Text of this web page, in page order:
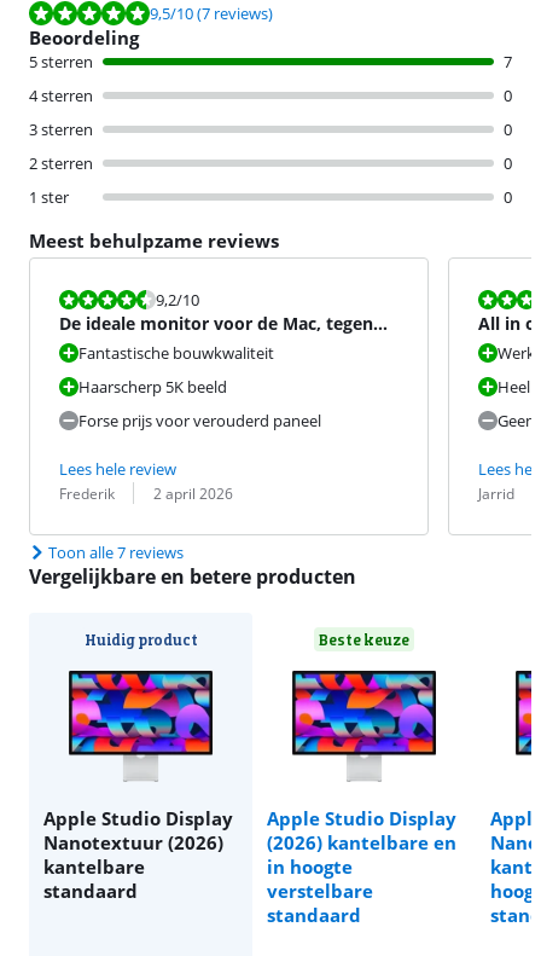
Beoordeling is 9,5 van de 10, gebaseerd op 7 reviews.
9,5/10(7 reviews)
Beoordeling
5 sterren
7
4 sterren
0
3 sterren
0
2 sterren
0
1 ster
0
Meest behulpzame reviews
Beoordeling is 9,2 van de 10.
9,2/10
De ideale monitor voor de Mac, tegen
een forse prijs
Fantastische bouwkwaliteit
Haarscherp 5K beeld
Forse prijs voor verouderd paneel
Lees hele review
Beoordeling door:
Frederik
Datum: 2 april 2026
All in
Heel
Geen
Lees
Jarrid
Datum:
Toon alle 7 reviews
Vergelijkbare en betere producten
Huidig product
Apple Studio Display
Nanotextuur (2026)
kantelbare
standaard
Beste keuze
Apple Studio Display
(2026) kantelbare en
in hoogte
verstelbare
standaard